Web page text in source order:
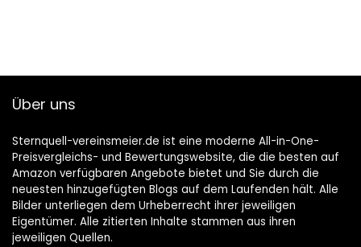
Über uns
Sternquell-vereinsmeier.de ist eine moderne All-in-One-
Preisvergleichs- und Bewertungswebsite, die die besten auf
Amazon verfügbaren Angebote bietet und Sie durch die
neuesten hinzugefügten Blogs auf dem Laufenden hält. Alle
Bilder unterliegen dem Urheberrecht ihrer jeweiligen
Eigentümer. Alle zitierten Inhalte stammen aus ihren
jeweiligen Quellen.